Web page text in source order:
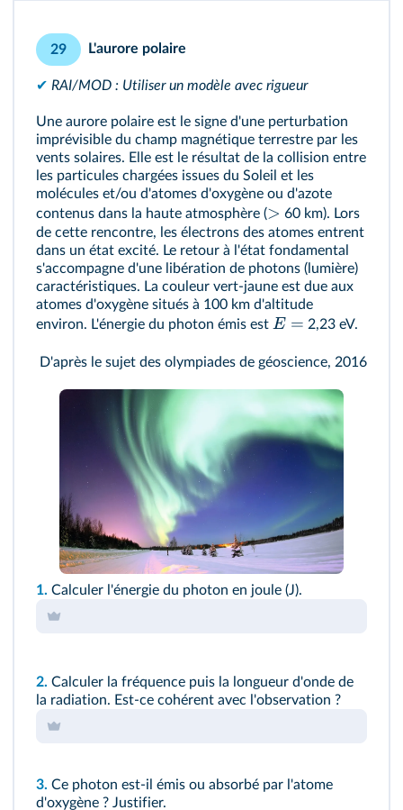
29 L'aurore polaire
✔ RAI/MOD : Utiliser un modèle avec rigueur
Une aurore polaire est le signe d'une perturbation
imprévisible du champ magnétique terrestre par les
vents solaires. Elle est le résultat de la collision entre
les particules chargées issues du Soleil et les
molécules et/ou d'atomes d'oxygène ou d'azote
contenus dans la haute atmosphère (> 60 km). Lors
de cette rencontre, les électrons des atomes entrent
dans un état excité. Le retour à l'état fondamental
s'accompagne d'une libération de photons (lumière)
caractéristiques. La couleur vert-jaune est due aux
atomes d'oxygène situés à 100 km d'altitude
environ. L'énergie du photon émis est E = 2,23 eV.
D'après le sujet des olympiades de géoscience, 2016
1. Calculer l'énergie du photon en joule (J).
2. Calculer la fréquence puis la longueur d'onde de
la radiation. Est-ce cohérent avec l'observation ?
3. Ce photon est-il émis ou absorbé par l'atome
d'oxygène ? Justifier.